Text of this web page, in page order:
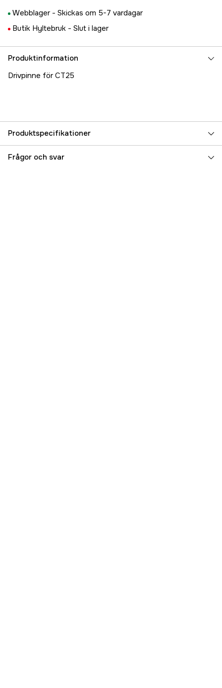
Webblager - Skickas om 5-7 vardagar
Butik Hyltebruk - Slut i lager
Produktinformation
Drivpinne för CT25
Produktspecifikationer
Referensnummer 5000031274
Frågor och svar